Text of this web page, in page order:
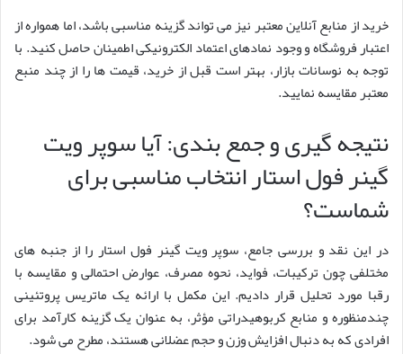
خرید از منابع آنلاین معتبر نیز می تواند گزینه مناسبی باشد، اما همواره از
اعتبار فروشگاه و وجود نمادهای اعتماد الکترونیکی اطمینان حاصل کنید. با
توجه به نوسانات بازار، بهتر است قبل از خرید، قیمت ها را از چند منبع
معتبر مقایسه نمایید.
نتیجه گیری و جمع بندی: آیا سوپر ویت
گینر فول استار انتخاب مناسبی برای
شماست؟
در این نقد و بررسی جامع، سوپر ویت گینر فول استار را از جنبه های
مختلفی چون ترکیبات، فواید، نحوه مصرف، عوارض احتمالی و مقایسه با
رقبا مورد تحلیل قرار دادیم. این مکمل با ارائه یک ماتریس پروتئینی
چندمنظوره و منابع کربوهیدراتی مؤثر، به عنوان یک گزینه کارآمد برای
افرادی که به دنبال افزایش وزن و حجم عضلانی هستند، مطرح می شود.